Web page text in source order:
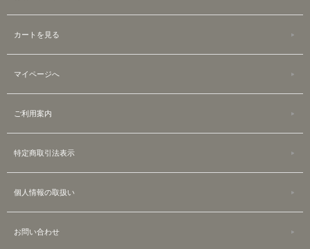
カートを見る
マイページへ
ご利用案内
特定商取引法表示
個人情報の取扱い
お問い合わせ